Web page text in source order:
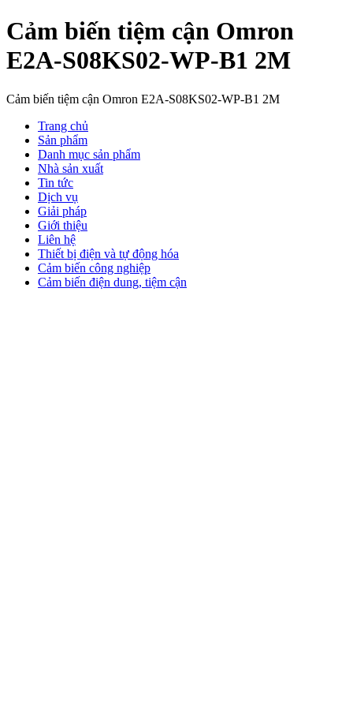
Cảm biến tiệm cận Omron
E2A-S08KS02-WP-B1 2M
Cảm biến tiệm cận Omron E2A-S08KS02-WP-B1 2M
Trang chủ
Sản phẩm
Danh mục sản phẩm
Nhà sản xuất
Tin tức
Dịch vụ
Giải pháp
Giới thiệu
Liên hệ
Thiết bị điện và tự động hóa
Cảm biến công nghiệp
Cảm biến điện dung, tiệm cận